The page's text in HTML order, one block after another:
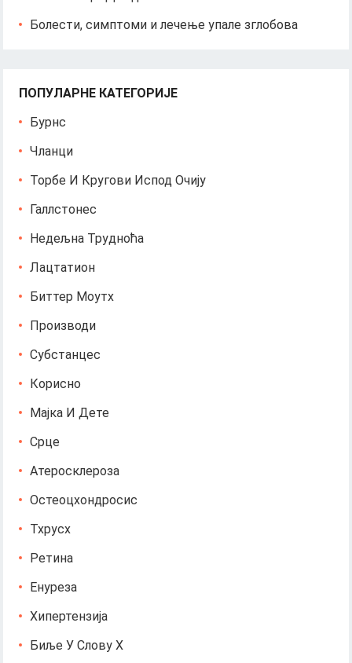
Болести, симптоми и лечење упале зглобова
ПОПУЛАРНЕ КАТЕГОРИЈЕ
Бурнс
Чланци
Торбе И Кругови Испод Очију
Галлстонес
Недељна Трудноћа
Лацтатион
Биттер Моутх
Производи
Субстанцес
Корисно
Мајка И Дете
Срце
Атеросклероза
Остеоцхондросис
Тхрусх
Ретина
Енуреза
Хипертензија
Биље У Слову Х